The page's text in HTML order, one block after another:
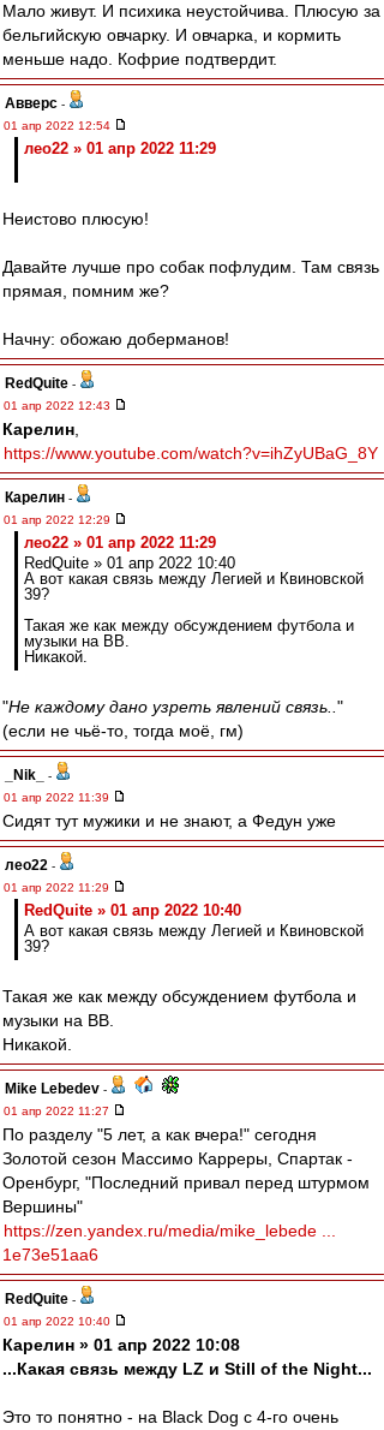
Мало живут. И психика неустойчива. Плюсую за
бельгийскую овчарку. И овчарка, и кормить
меньше надо. Кофрие подтвердит.
Авверс -
01 апр 2022 12:54
лео22 » 01 апр 2022 11:29
Неистово плюсую!
Давайте лучше про собак пофлудим. Там связь
прямая, помним же?
Начну: обожаю доберманов!
RedQuite -
01 апр 2022 12:43
Карелин
https://www.youtube.com/watch?v=ihZyUBaG_8Y
Карелин -
01 апр 2022 12:29
лео22 » 01 апр 2022 11:29
RedQuite » 01 апр 2022 10:40
А вот какая связь между Легией и Квиновской
39?
Такая же как между обсуждением футбола и
музыки на ВВ.
Никакой.
"Не каждому дано узреть явлений связь.. "
(если не чьё-то, тогда моё, гм)
_Nik_
-
01 апр 2022 11:39
Сидят тут мужики и не знают, а Федун уже
лео22 -
01 апр 2022 11:29
RedQuite » 01 апр 2022 10:40
А вот какая связь между Легией и Квиновской
39?
Такая же как между обсуждением футбола и
музыки на ВВ.
Никакой.
Mike Lebedev -
01 апр 2022 11:27
По разделу "5 лет, а как вчера!" сегодня
Золотой сезон Массимо Карреры, Спартак -
Оренбург, "Последний привал перед штурмом
Вершины"
https://zen.yandex.ru/media/mike_lebede ...
1e73e51aa6
RedQuite -
01 апр 2022 10:40
Карелин » 01 апр 2022 10:08
...Какая связь между LZ и Still of the Night...
Это то понятно - на Black Dog с 4-го очень